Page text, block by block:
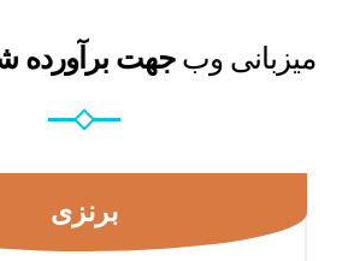
میزبانی وبجهت برآورده
برنزی